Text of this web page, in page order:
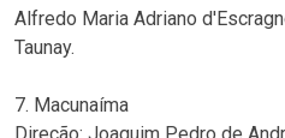
Alfredo Maria Adriano
Taunay.
7. Macunaíma